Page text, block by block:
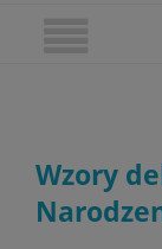
Wzory